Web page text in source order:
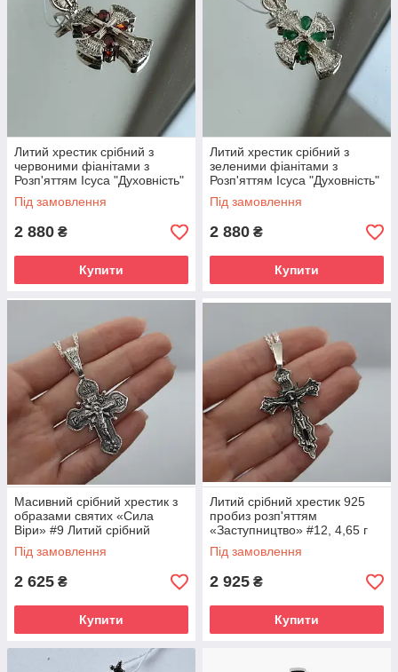
Литий хрестик срібний з
червоними фіанітами з
Розп'яттям Ісуса "Духовність"
Під замовлення
2 880 ₴
Купити
Литий хрестик срібний з
зеленими фіанітами з
Розп'яттям Ісуса "Духовність"
Під замовлення
2 880 ₴
Купити
Масивний срібний хрестик з
образами святих «Сила
Віри» #9 Литий срібний
хрестик з розп'яттям 7,47 г
Під замовлення
2 625 ₴
Купити
Литий срібний хрестик 925
пробиз розп'яттям
«Заступництво» #12, 4,65 г
Під замовлення
2 925 ₴
Купити